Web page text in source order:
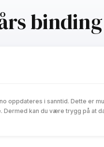
oppdateres i sanntid. Dette er
kan du være trygg på at